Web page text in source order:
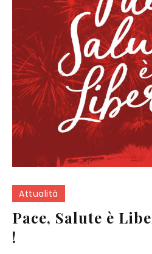
Attualità
Pace, Salute è
!